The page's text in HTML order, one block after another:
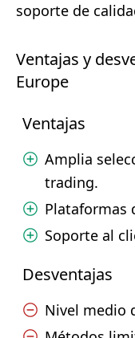
soporte de
Ventajas y
Europe
Ventajas
Amplia
trading.
Plataformas
Soporte al
Desventajas
Nivel medio